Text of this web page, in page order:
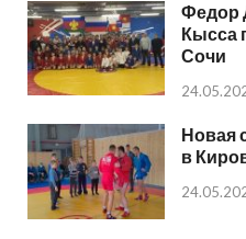
Федор
Кысса
Сочи
Новая
в